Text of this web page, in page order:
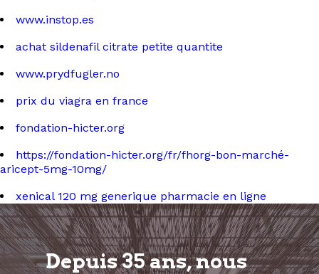
www.instop.es
achat sildenafil citrate petite quantite
www.prydfugler.no
prix du viagra en france
fondation-hicter.org
https://fondation-hicter.org/fr/fhorg-bon-marché-
aricept-5mg-10mg/
xenical 120 mg generique pharmacie en ligne
Depuis 35 ans, nous